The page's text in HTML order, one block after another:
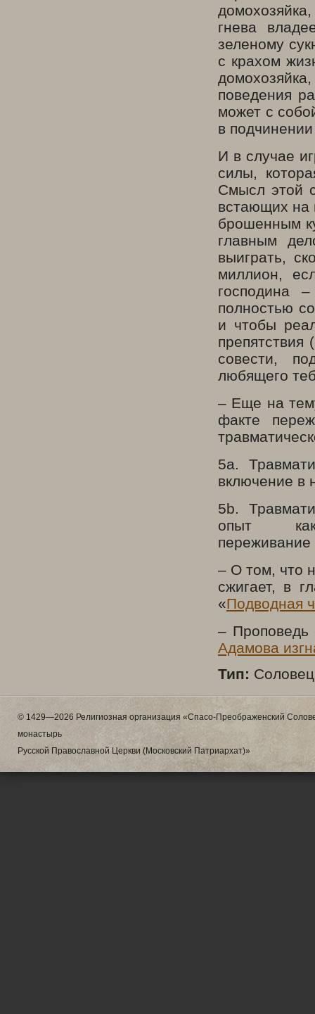
гнева
зеленому
с крахом
поведения
может с
в
И в случае
силы,
Смысл этой
встающих на
брошенным
главным
выиграть,
миллион,
господина
полностью
и чтобы
препятствия
совести,
любящего
– Еще на
факте
5a.
включение в
5b.
опыт как
– О том, что
сжигает, в
«Подводная
– Проповедь
Адамова
Тип:
© 1429—2026 Религиозная организация «Спасо-Преображенский
монастырь
Русской Православной Церкви (Московский Патриархат)»